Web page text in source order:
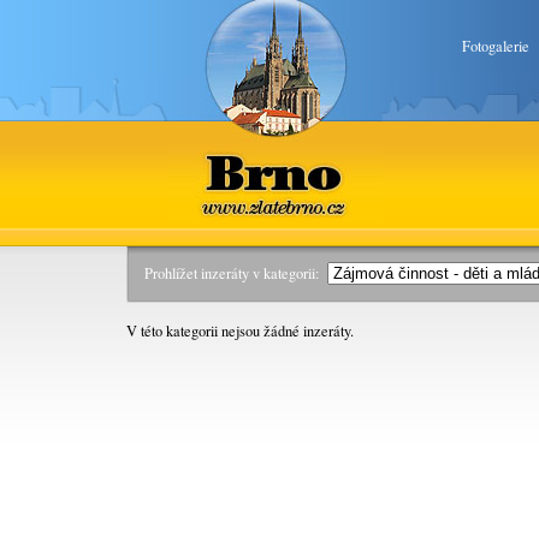
Fotogalerie
Brno
www.zlatebrno.cz
Prohlížet inzeráty v kategorii:
V této kategorii nejsou žádné inzeráty.